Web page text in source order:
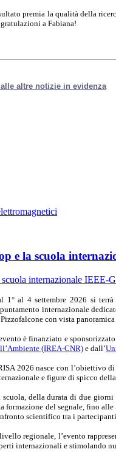
premia la qualità della
a Fabiana!
altre notizie in evidenza
e la scuola
1° al 4 settembre 2026 si
internazionale
con vista
è finanziato e
(IREA-CNR)e dall’
2026 nasce con l’obiettivo
e figure di spicco
scuola, della durata di due giorni
formazione del segnale, fino
scientifico tra i
regionale, l’evento
internazionali e stimolando